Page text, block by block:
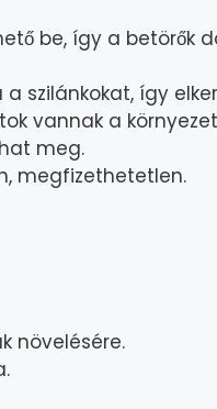
be, így a betörők
szilánkokat, így
vannak a
meg.
megfizethetetlen.
növelésére.